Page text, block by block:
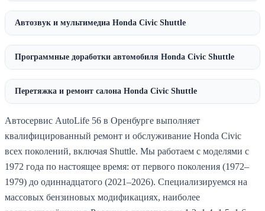
Автозвук и мультимедиа Honda Civic Shuttle
Программные доработки автомобиля Honda Civic Shuttle
Перетяжка и ремонт салона Honda Civic Shuttle
Автосервис AutoLife 56 в Оренбурге выполняет
квалифицированный ремонт и обслуживание Honda Civic
всех поколений, включая Shuttle. Мы работаем с моделями с
1972 года по настоящее время: от первого поколения (1972–
1979) до одиннадцатого (2021–2026). Специализируемся на
массовых бензиновых модификациях, наиболее